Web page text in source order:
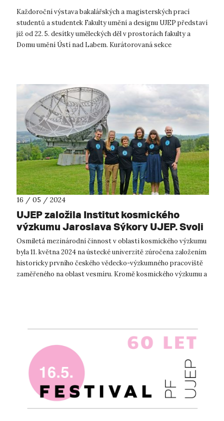
Každoroční výstava bakalářských a magisterských prací
studentů a studentek Fakulty umění a designu UJEP představí
již od 22. 5. desítky uměleckých děl v prostorách fakulty a
Domu umění Ústí nad Labem. Kurátorovaná sekce
16 / 05 / 2024
UJEP založila Institut kosmického
výzkumu Jaroslava Sýkory UJEP. Svoji
činnost zahájil pod křídly FSE UJEP
Osmiletá mezinárodní činnost v oblasti kosmického výzkumu
byla 11. května 2024 na ústecké univerzitě zúročena založením
historicky prvního českého vědecko-výzkumného pracoviště
zaměřeného na oblast vesmíru. Kromě kosmického výzkumu a